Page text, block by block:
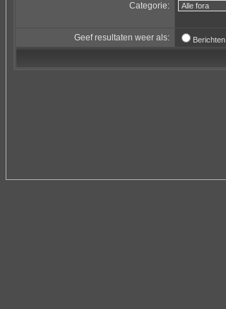
Categorie:
Geef resultaten weer als: Berichten